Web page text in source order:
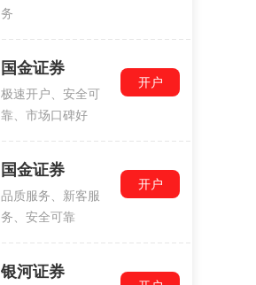
务
国金证券
极速开户、安全可
靠、市场口碑好
开户
国金证券
品质服务、新客服
务、安全可靠
开户
银河证券